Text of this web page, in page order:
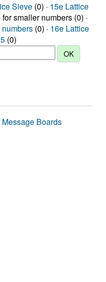
Sieve (0) · 15e Lattice
smaller numbers (0) ·
(0) · 16e Lattice
(0)
Message Boards